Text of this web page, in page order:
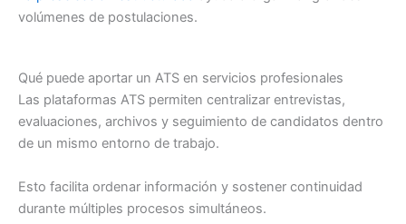
volúmenes de postulaciones.
Qué puede aportar un ATS en servicios profesionales
Las plataformas ATS permiten centralizar entrevistas,
evaluaciones, archivos y seguimiento de candidatos dentro
de un mismo entorno de trabajo.
Esto facilita ordenar información y sostener continuidad
durante múltiples procesos simultáneos.